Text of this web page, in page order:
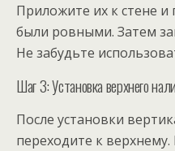
Приложите их к стене
были ровными. Затем
Не забудьте
Шаг 3: Установка верхнего
После установки
переходите к